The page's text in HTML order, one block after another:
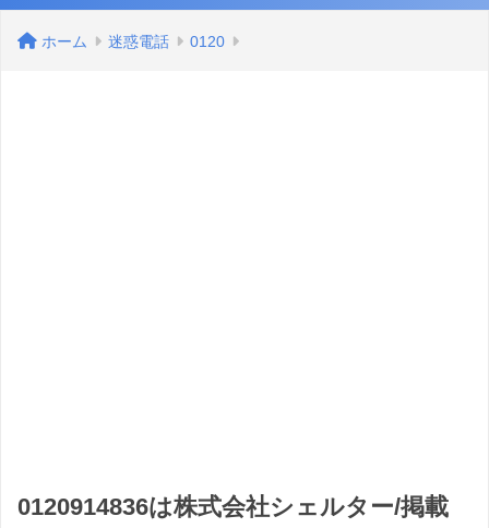
ホーム 迷惑電話 0120
0120914836は株式会社シェルター/掲載